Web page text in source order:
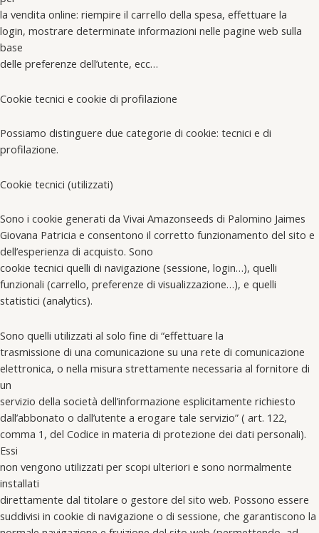
la vendita online: riempire il carrello della spesa, effettuare la
login, mostrare determinate informazioni nelle pagine web sulla
base
delle preferenze dell’utente, ecc…
Cookie tecnici e cookie di profilazione
Possiamo distinguere due categorie di cookie: tecnici e di
profilazione.
Cookie tecnici (utilizzati)
Sono i cookie generati da Vivai Amazonseeds di Palomino Jaimes
Giovana Patricia e consentono il corretto funzionamento del sito e
dell’esperienza di acquisto. Sono
cookie tecnici quelli di navigazione (sessione, login…), quelli
funzionali (carrello, preferenze di visualizzazione…), e quelli
statistici (analytics).
Sono quelli utilizzati al solo fine di “effettuare la
trasmissione di una comunicazione su una rete di comunicazione
elettronica, o nella misura strettamente necessaria al fornitore di
un
servizio della società dell’informazione esplicitamente richiesto
dall’abbonato o dall’utente a erogare tale servizio” ( art. 122,
comma 1, del Codice in materia di protezione dei dati personali).
Essi
non vengono utilizzati per scopi ulteriori e sono normalmente
installati
direttamente dal titolare o gestore del sito web. Possono essere
suddivisi in cookie di navigazione o di sessione, che garantiscono la